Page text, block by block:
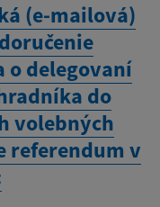
(e-mailová)
o delegovaní
do
volebných
referendum v